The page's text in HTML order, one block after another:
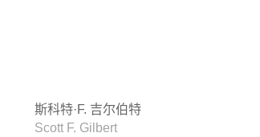
斯科特·F. 吉尔伯特
Scott F. Gilbert